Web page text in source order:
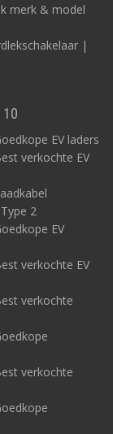
(1 x 32A) of
zal
de
merk & model
|
10
EV laders
verkochte EV
2
EV
verkochte EV
verkochte
verkochte